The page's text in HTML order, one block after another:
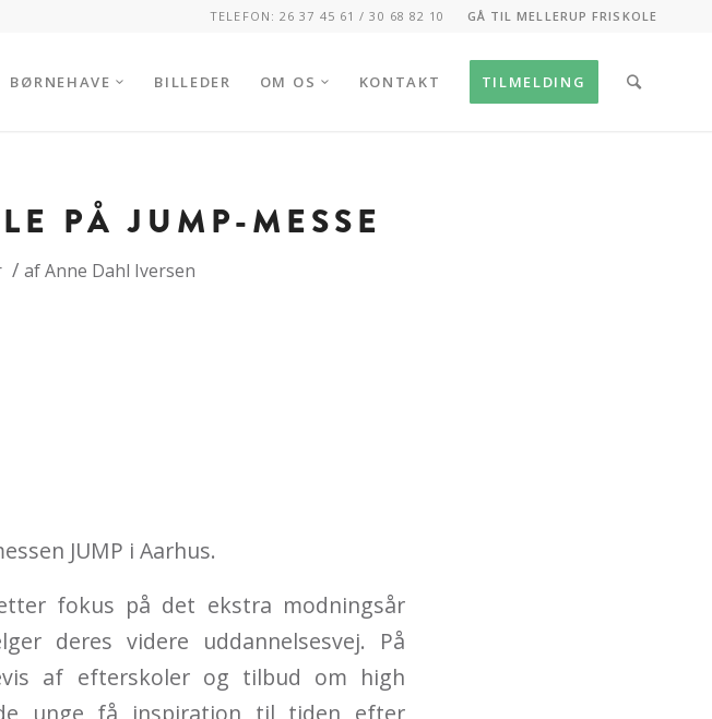
GÅ TIL MELLERUP FRISKOLE
TELEFON: 26 37 45 61 / 30 68 82 10
BØRNEHAVE BILLEDER OM OS KONTAKT TILMELDING
PÅ JUMP-MESSE
/ afAnne Dahl Iversen
JUMP i Aarhus.
fokus på det ekstra modningsår
deres videre uddannelsesvej. På
af efterskoler og tilbud om high
unge få inspiration til tiden efter